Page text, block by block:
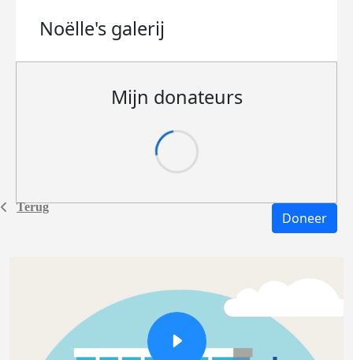
Terug
Noëlle's galerij
Mijn donateurs
Doneer